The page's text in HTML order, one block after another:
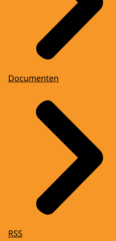
Documenten
RSS